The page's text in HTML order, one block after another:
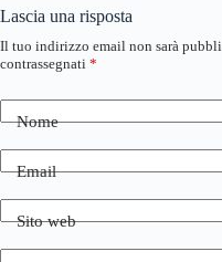
Lascia una risposta
Il tuo indirizzo email non sarà
contrassegnati *
Nome
Email
Sito web